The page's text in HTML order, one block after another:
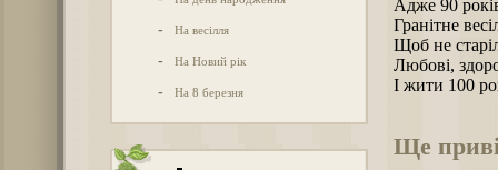
- На весілля
- На Новий рік
- На 8 березня
Адже 90
Гранітне
Щоб не
Любові,
І жити 100
Ще